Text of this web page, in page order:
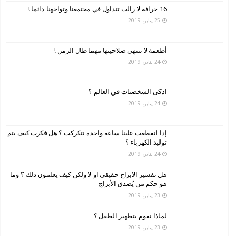
16 خرافة لا زالت تتداول في مجتمعنا وتواجهنا دائما !
25 يناير، 2019
أطعمة لا تنتهي صلاحيتها مهما طال الزمن !
24 يناير، 2019
اذكى الشخصيات في العالم ؟
24 يناير، 2019
إذا انقطعت علينا ساعة واحده نتكركب ؟ هل فكرت كيف يتم
توليد الكهرباء ؟
24 يناير، 2019
هل تفسير الابراج حقيقي او لا ولكن كيف يعلمون ذلك ؟ وما
هو حكم من يُصدق الأبراج
23 يناير، 2019
لماذا نقوم بتطهير الطفل ؟
23 يناير، 2019